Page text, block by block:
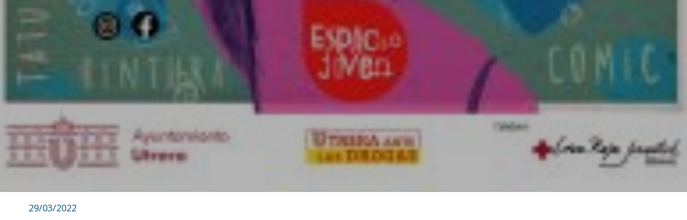
29/03/2022